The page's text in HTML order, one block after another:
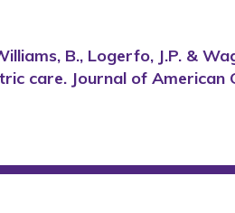
B., Logerfo, J.P. &
care. Journal of American